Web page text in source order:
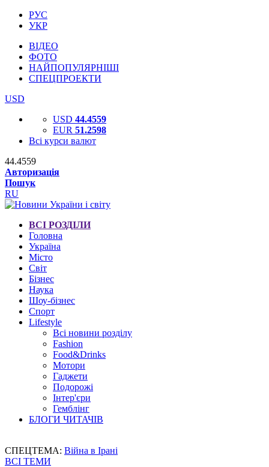
РУС
УКР
ВІДЕО
ФОТО
НАЙПОПУЛЯРНІШІ
СПЕЦПРОЕКТИ
USD
USD 44.4559
EUR 51.2598
Всі курси валют
44.4559
Авторизація
Пошук
RU
ВСІ РОЗДІЛИ
Головна
Україна
Місто
Світ
Бізнес
Наука
Шоу-бізнес
Спорт
Lifestyle
Всі новини розділу
Fashion
Food&Drinks
Мотори
Гаджети
Подорожі
Інтер'єри
Гемблінг
БЛОГИ ЧИТАЧІВ
СПЕЦТЕМА: Війна в Ірані
ВСІ ТЕМИ